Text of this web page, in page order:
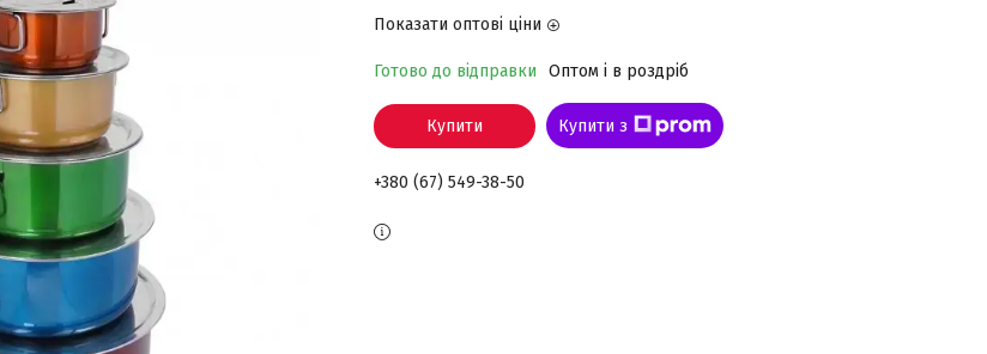
Показати оптові ціни
Готово до відправки Оптом і в роздріб
Купити Купити з
+380 (67) 549-38-50